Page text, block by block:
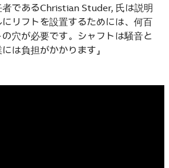
であるChristian Studer, 氏は説明
リフトを設置するためには、何百
穴が必要です。シャフトは騒音と
は負担がかかります」